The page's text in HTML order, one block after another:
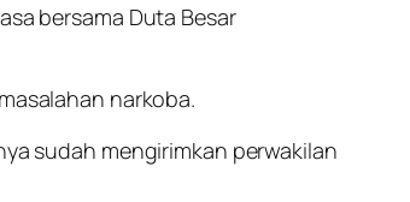
bersama Duta Besar
narkoba.
sudah mengirimkan perwakilan